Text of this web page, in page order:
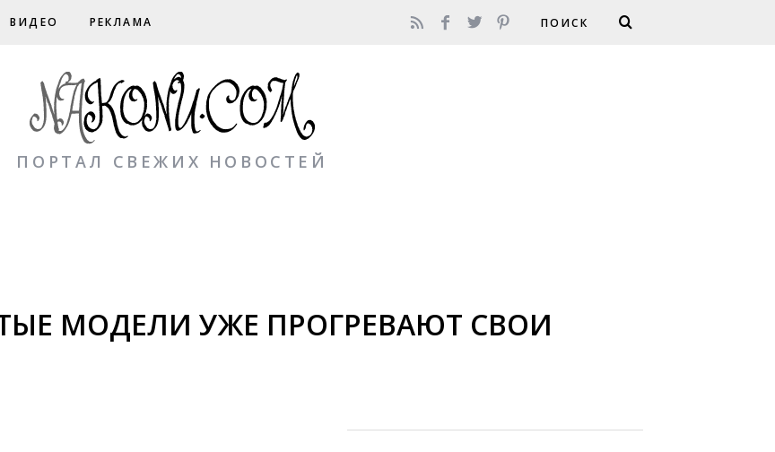
ВИДЕО РЕКЛАМА
ПОРТАЛ СВЕЖИХ НОВОСТЕЙ
МОДЕЛИ УЖЕ ПРОГРЕВАЮТ СВОИ